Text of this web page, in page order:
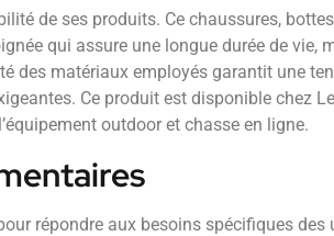
de ses produits. Ce chaussures,
qui assure une longue durée de vie,
des matériaux employés garantit une
Ce produit est disponible chez Le
outdoor et chasse en ligne.
répondre aux besoins spécifiques des